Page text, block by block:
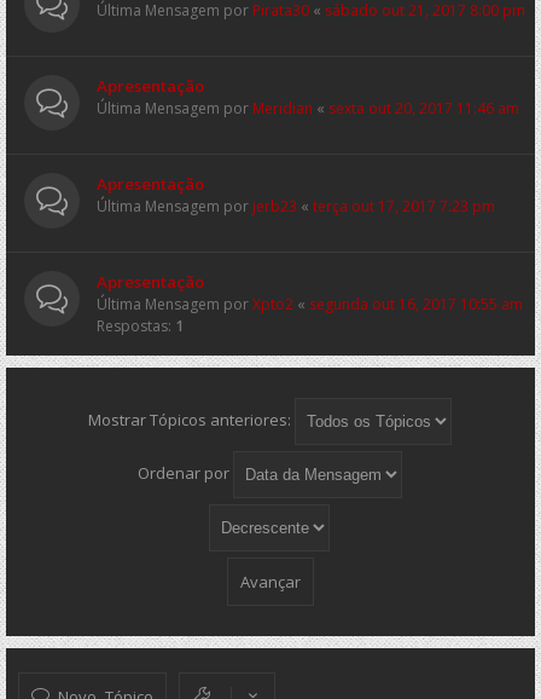
Última Mensagem por Pirata30 « sábado out 21, 2017 8:00 pm
Apresentação
Última Mensagem por Meridian « sexta out 20, 2017 11:46 am
Apresentação
Última Mensagem por jerb23 « terça out 17, 2017 7:23 pm
Apresentação
Última Mensagem porXpto2 « segunda out 16, 2017 10:55 am
Respostas: 1
Mostrar Tópicos anteriores:
Ordenar por